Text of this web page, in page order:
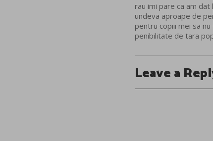
rau imi pare ca am
undeva aproape de
pentru copiii mei sa
penibilitate de tara
Leave a